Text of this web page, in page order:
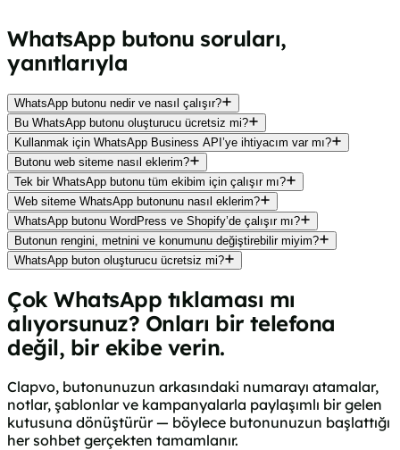
WhatsApp butonu soruları,
yanıtlarıyla
WhatsApp butonu nedir ve nasıl çalışır?
Bu WhatsApp butonu oluşturucu ücretsiz mi?
Kullanmak için WhatsApp Business API’ye ihtiyacım var mı?
Butonu web siteme nasıl eklerim?
Tek bir WhatsApp butonu tüm ekibim için çalışır mı?
Web siteme WhatsApp butonunu nasıl eklerim?
WhatsApp butonu WordPress ve Shopify’de çalışır mı?
Butonun rengini, metnini ve konumunu değiştirebilir miyim?
WhatsApp buton oluşturucu ücretsiz mi?
Çok WhatsApp tıklaması mı
alıyorsunuz? Onları bir telefona
değil, bir ekibe verin.
Clapvo, butonunuzun arkasındaki numarayı atamalar,
notlar, şablonlar ve kampanyalarla paylaşımlı bir gelen
kutusuna dönüştürür — böylece butonunuzun başlattığı
her sohbet gerçekten tamamlanır.